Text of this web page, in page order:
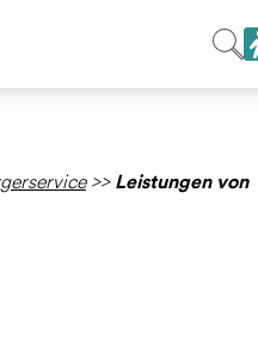
>> Leistungen von